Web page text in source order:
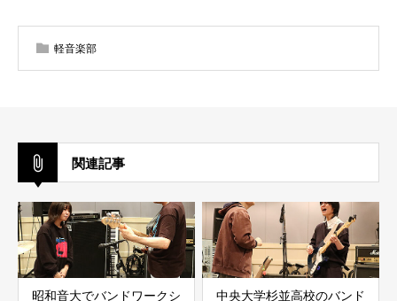
軽音楽部
関連記事
昭和音大でバンドワークシ
中央大学杉並高校のバンド